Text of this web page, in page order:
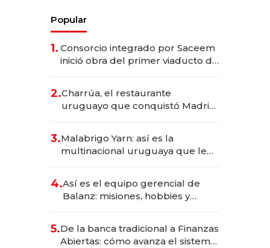
Popular
1. Consorcio integrado por Saceem
inició obra del primer viaducto de
millones
2.Charrúa, el restaurante
uruguayo que conquistó Madrid:
anticipación y prepara apertura
3.Malabrigo Yarn: así es la
multinacional uruguaya que le
4.Así es el equipo gerencial de
Balanz: misiones, hobbies y
5.De la banca tradicional a Finanzas
Abiertas: cómo avanza el sistema